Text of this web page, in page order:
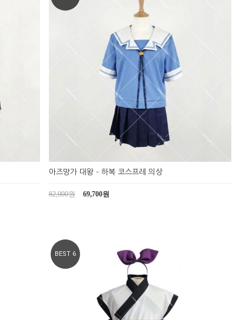
아즈망가 대왕 - 하복 코스프레 의상
82,000원 69,700원
BEST 6